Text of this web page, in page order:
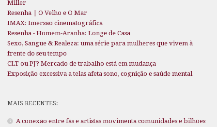
Miller
Resenha | O Velho e O Mar
IMAX: Imersão cinematográfica
Resenha - Homem-Aranha: Longe de Casa
Sexo, Sangue & Realeza: uma série para mulheres que vivem à
frente do seu tempo
CLT ou PJ? Mercado de trabalho está em mudança
Exposição excessiva a telas afeta sono, cognição e saúde mental
MAIS RECENTES:
A conexão entre fãs e artistas movimenta comunidades e bilhões